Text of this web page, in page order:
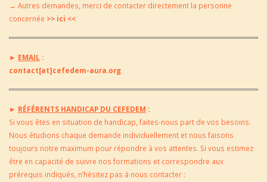
→ Autres demandes, merci de contacter directement la personne
concernée >> ici <<
► EMAIL :
contact[at]cefedem-aura.org
► RÉFÉRENTS HANDICAP DU CEFEDEM :
Si vous êtes en situation de handicap, faites-nous part de vos besoins.
Nous étudions chaque demande individuellement et nous faisons
toujours notre maximum pour répondre à vos attentes. Si vous estimez
être en capacité de suivre nos formations et correspondre aux
prérequis indiqués, n’hésitez pas à nous contacter :